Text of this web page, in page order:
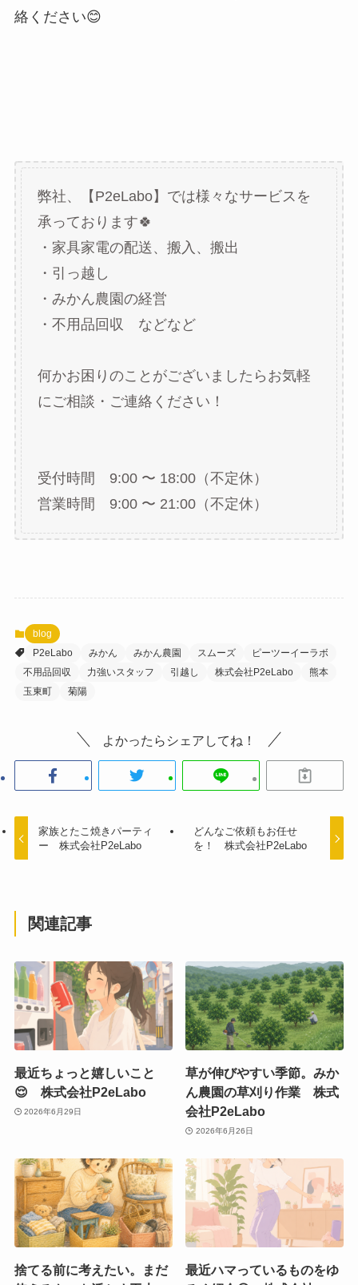
絡ください😊
弊社、【P2eLabo】では様々なサービスを
承っております🍀
・家具家電の配送、搬入、搬出
・引っ越し
・みかん農園の経営
・不用品回収 などなど
何かお困りのことがございましたらお気軽
にご相談・ご連絡ください！
受付時間 9:00 〜 18:00（不定休）
営業時間 9:00 〜 21:00（不定休）
blog
P2eLabo
みかん みかん農園 スムーズ
ピーツーイーラボ
不用品回収
力強いスタッフ 引越し 株式会社P2eLabo
熊本
玉東町
菊陽
よかったらシェアしてね！
家族とたこ焼きパーティ
ー 株式会社P2eLabo
どんなご依頼もお任せ
を！ 株式会社P2eLabo
関連記事
最近ちょっと嬉しいこと
😌 株式会社P2eLabo
2026年6月29日
草が伸びやすい季節。みか
ん農園の草刈り作業 株式
会社P2eLabo
2026年6月26日
捨てる前に考えたい。まだ
最近ハマっているものをゆ